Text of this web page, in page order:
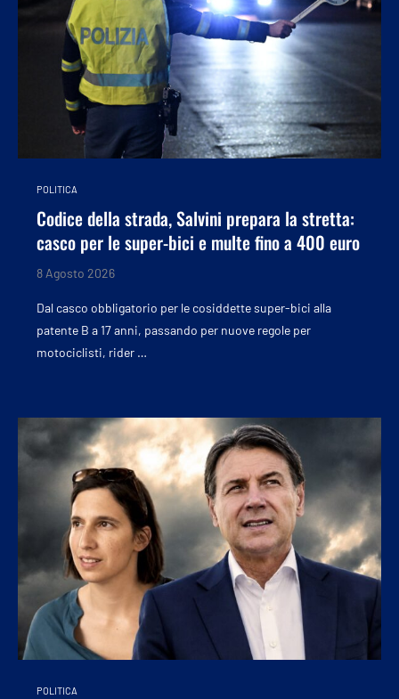
POLITICA
Codice della strada, Salvini prepara la stretta:
casco per le super-bici e multe fino a 400 euro
8 Agosto 2026
Dal casco obbligatorio per le cosiddette super-bici alla
patente B a 17 anni, passando per nuove regole per
motociclisti, rider …
POLITICA